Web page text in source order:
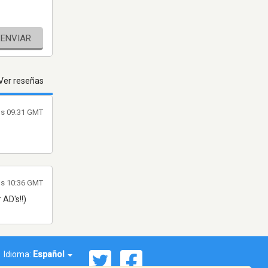
ENVIAR
reseñas
09:31 GMT
10:36 GMT
Idioma: Español